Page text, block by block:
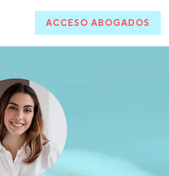
ACCESO ABOGADOS